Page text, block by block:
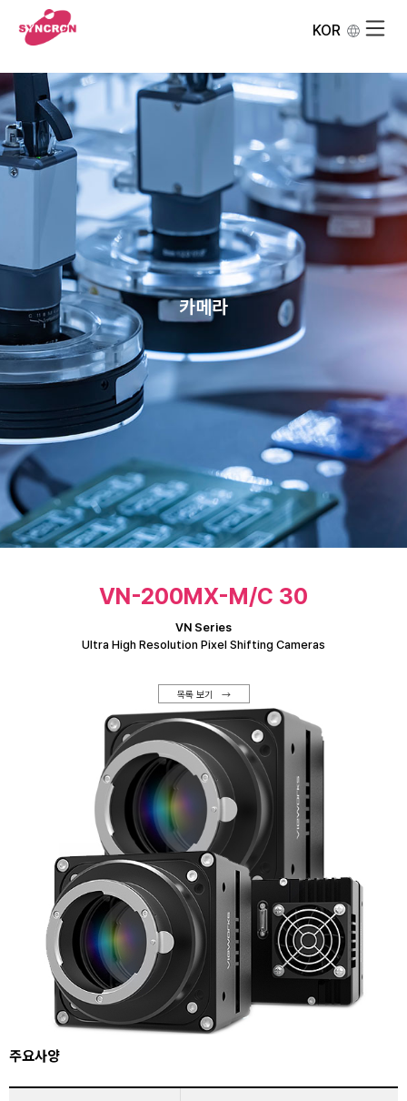
KOR
카메라
VN-200MX-M/C 30
VN Series
Ultra High Resolution Pixel Shifting Cameras
목록 보기
주요사양